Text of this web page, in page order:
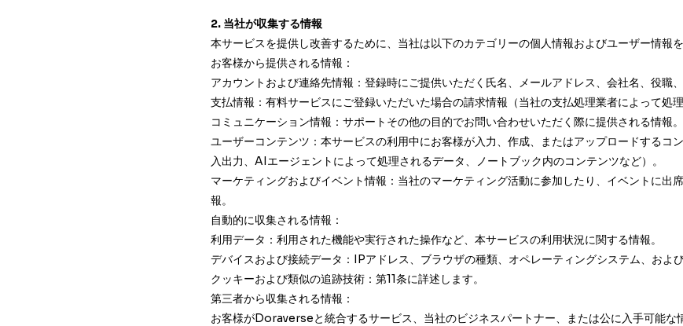
2. 当社が収集する情報
本サービスを提供し改善するために、当社は以下のカテゴリーの個人情報およびユーザー情報を
お客様から提供される情報：
アカウントおよび連絡先情報：登録時にご提供いただく氏名、メールアドレス、会社名、役職
支払情報：有料サービスにご登録いただいた場合の請求情報（当社の支払処理業者によって処理
コミュニケーション情報：サポートその他の目的でお問い合わせいただく際に提供される情報。
ユーザーコンテンツ：本サービスの利用中にお客様が入力、作成、またはアップロードするコ
入出力、AIエージェントによって処理されるデータ、ノートブック内のコンテンツなど）。
マーケティングおよびイベント情報：当社のマーケティング活動に参加したり、イベントに出
報。
自動的に収集される情報：
利用データ：利用された機能や実行された操作など、本サービスの利用状況に関する情報。
デバイスおよび接続データ：IPアドレス、ブラウザの種類、オペレーティングシステム、および
クッキーおよび類似の追跡技術：第11条に詳述します。
第三者から収集される情報：
お客様がDoraverseと統合するサービス、当社のビジネスパートナー、または公に入手可能な